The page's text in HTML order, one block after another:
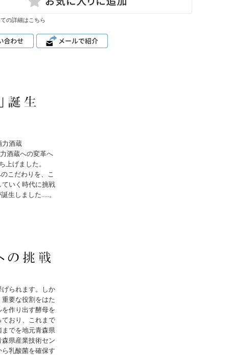
の詳細はこちら
力酒蔵
酒蔵への変革へ
上げました。
こだわりを、こ
いく時代に挑戦
生しました.....。
られます。しか
要な役割をはた
作り出す酵母を
おり、これまで
でを地元青森県
県産業技術セン
乳酸菌を確保す